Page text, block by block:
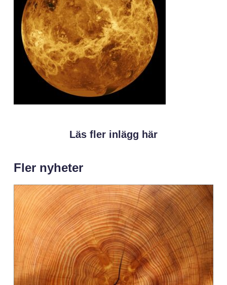
Läs fler inlägg här
Fler nyheter